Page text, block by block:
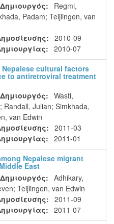
Regmi,
Padam; Teijlingen, van
2010-09
2010-07
cultural factors
to antiretroviral treatment
Wasti,
; Randall, Julian; Simkhada,
van Edwin
2011-03
2011-01
Nepalese migrant
East
Adhikary,
; Teijlingen, van Edwin
2011-09
2011-07